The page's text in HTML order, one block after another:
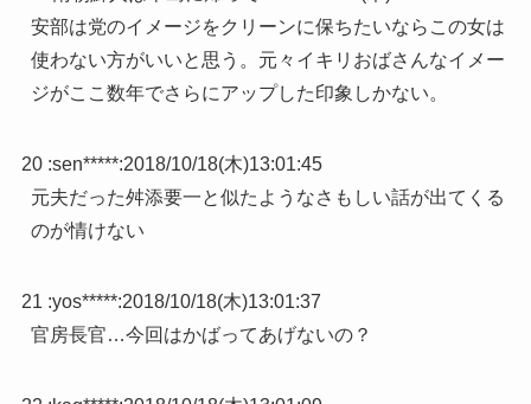
安部は党のイメージをクリーンに保ちたいならこの女は
使わない方がいいと思う。元々イキリおばさんなイメー
ジがここ数年でさらにアップした印象しかない。
20 :sen*****:2018/10/18(木)13:01:45
元夫だった舛添要一と似たようなさもしい話が出てくる
のが情けない
21 :yos*****:2018/10/18(木)13:01:37
官房長官…今回はかばってあげないの？